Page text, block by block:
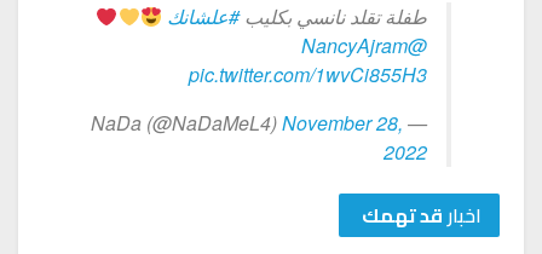
طفلة تقلد نانسي بكليب#علشانك
@NancyAjram
pic.twitter.com/1wvCi855H3
— NaDa (@NaDaMeL4)
November 28,
2022
اخبارقد تهمك